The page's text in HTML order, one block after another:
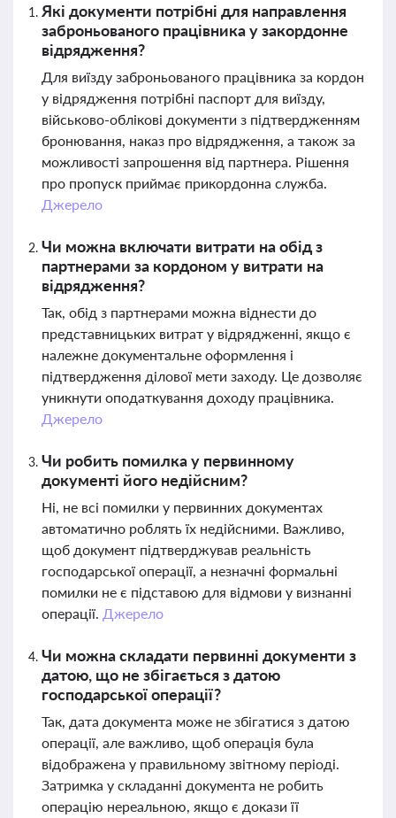
Які документи потрібні для направлення
заброньованого працівника у закордонне
відрядження?
Для виїзду заброньованого працівника за кордон
у відрядження потрібні паспорт для виїзду,
військово-облікові документи з підтвердженням
бронювання, наказ про відрядження, а також за
можливості запрошення від партнера. Рішення
про пропуск приймає прикордонна служба.
Джерело
Чи можна включати витрати на обід з
партнерами за кордоном у витрати на
відрядження?
Так, обід з партнерами можна віднести до
представницьких витрат у відрядженні, якщо є
належне документальне оформлення і
підтвердження ділової мети заходу. Це дозволяє
уникнути оподаткування доходу працівника.
Джерело
Чи робить помилка у первинному
документі його недійсним?
Ні, не всі помилки у первинних документах
автоматично роблять їх недійсними. Важливо,
щоб документ підтверджував реальність
господарської операції, а незначні формальні
помилки не є підставою для відмови у визнанні
операції. Джерело
Чи можна складати первинні документи з
датою, що не збігається з датою
господарської операції?
Так, дата документа може не збігатися з датою
операції, але важливо, щоб операція була
відображена у правильному звітному періоді.
Затримка у складанні документа не робить
операцію нереальною, якщо є докази її